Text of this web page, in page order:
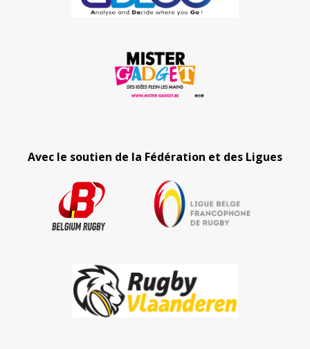
Avec le soutien de la Fédération et des Ligues